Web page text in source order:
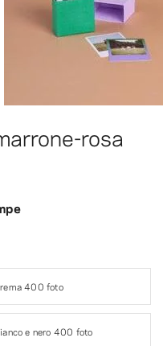
rosa
400 foto
e nero 400 foto